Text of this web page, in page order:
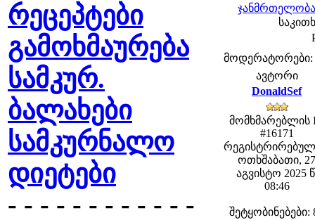
რეცეპტები
გამოხმაურება
სამკურ.
ბალახები
სამკურნალო
დიეტები
- - - - - - - - - - - -
მოდერატორები:
ავტორი
DonaldSef
მომხმარებლის
#16171
ოთხშაბათი, 27
აგვისტო 2025
08:46
შეტყობინებები: